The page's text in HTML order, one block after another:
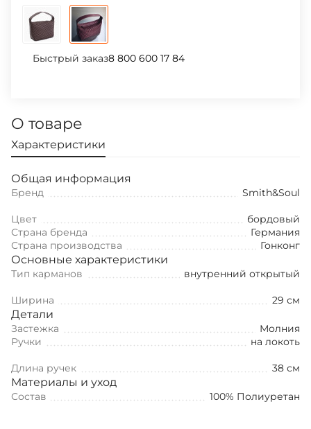
Быстрый заказ8 800 600 17 84
О товаре
Характеристики
Общая информация
Бренд Smith&Soul
Цвет
бордовый
Страна бренда
Германия
Страна производства
Гонконг
Основные характеристики
Тип карманов внутренний открытый
Ширина 29 см
Детали
Застежка
Молния
Ручки
на локоть
Длина ручек 38 см
Материалы и уход
Состав 100% Полиуретан